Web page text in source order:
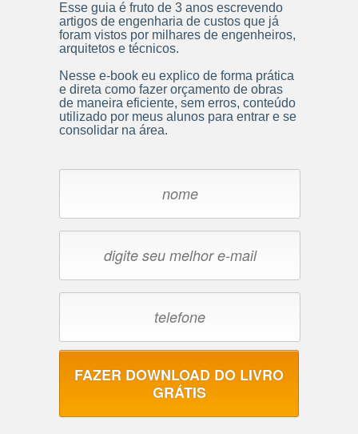
Esse guia é fruto de 3 anos escrevendo
artigos de engenharia de custos que já
foram vistos por milhares de engenheiros,
arquitetos e técnicos.
Nesse e-book eu explico de forma prática
e direta como fazer orçamento de obras
de maneira eficiente, sem erros, conteúdo
utilizado por meus alunos para entrar e se
consolidar na área.
FAZER DOWNLOAD DO LIVRO
GRÁTIS